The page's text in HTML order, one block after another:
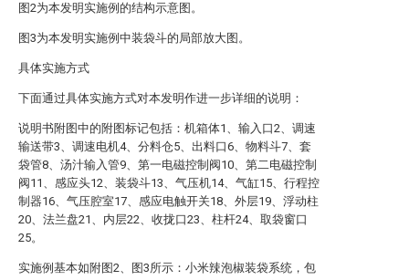
图2为本发明实施例的结构示意图。
图3为本发明实施例中装袋斗的局部放大图。
具体实施方式
下面通过具体实施方式对本发明作进一步详细的说明：
说明书附图中的附图标记包括：机箱体1、输入口2、调速
输送带3、调速电机4、分料仓5、出料口6、物料斗7、套
袋管8、汤汁输入管9、第一电磁控制阀10、第二电磁控制
阀11、感应头12、装袋斗13、气压机14、气缸15、行程控
制器16、气压腔室17、感应电触开关18、外层19、浮动柱
20、法兰盘21、内层22、收拢口23、柱杆24、取袋窗口
25。
实施例基本如附图2、图3所示：小米辣泡椒装袋系统，包